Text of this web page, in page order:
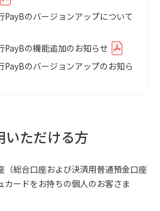
PayBのバージョンアップについて
PayBの機能追加のお知らせ
PayBのバージョンアップのお知ら
いただける方
（総合口座および決済用普通預金口座
カードをお持ちの個人のお客さま